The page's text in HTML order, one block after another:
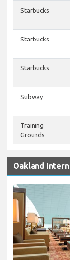
Starbucks
Starbucks
Starbucks
Subway
Training
Grounds
Oakland